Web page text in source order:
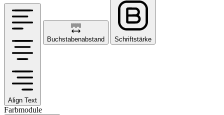
Align Text
Buchstabenabstand Schriftstärke
Farbmodule